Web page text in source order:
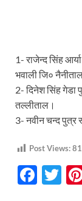
1- राजेन्द सिंह
भवाली जि०
2- दिनेश सिंह गेडा
तल्लीताल।
3- नवीन चन्द पुत्र
Post Views:
F
T